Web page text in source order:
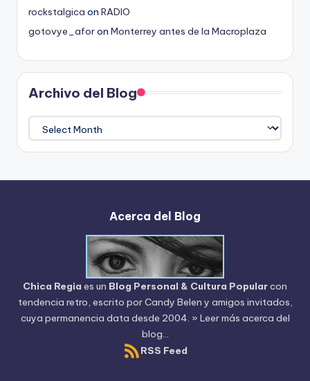
rockstalgica on RADIO
gotovye_aforon Monterrey antes de la Macroplaza
Archivo del Blog
Archivo
del
Blog
Acerca del Blog
Chica Regia es un Blog Personal & Cultura Popularcon
tendencia retro, escrito porCandy Belen y amigos invitados,
cuya permanencia data desde 2004. » Leer más acerca del
blog...
RSS Feed